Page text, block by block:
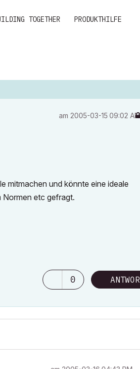
TOGETHER PRODUKTHILFE
am ‎2005-03-15 09:02 AM
mitmachen und könnte eine ideale
Normen etc gefragt.
0